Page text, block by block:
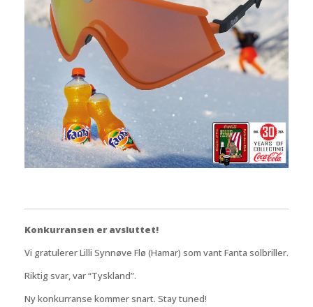
Konkurransen er avsluttet!
Vi gratulerer Lilli Synnøve Flø (Hamar) som vant Fanta solbriller.
Riktig svar, var “Tyskland”.
Ny konkurranse kommer snart. Stay tuned!